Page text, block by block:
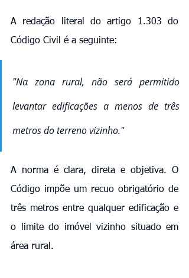
A redação literal do artigo 1.303 do
Código Civil é a seguinte:
"Na zona rural, não será permitido
levantar edificações a menos de três
metros do terreno vizinho."
A norma é clara, direta e objetiva. O
Código impõe um recuo obrigatório de
três metros entre qualquer edificação e
o limite do imóvel vizinho situado em
área rural.